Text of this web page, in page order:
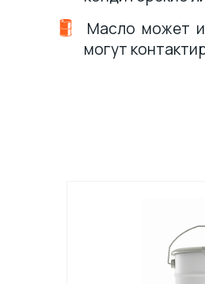
Масло может
могут